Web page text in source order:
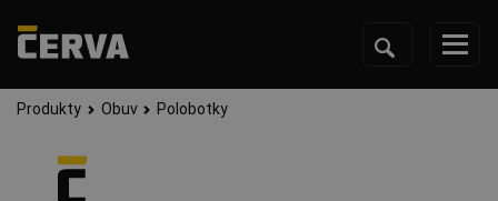
Produkty Obuv Polobotky